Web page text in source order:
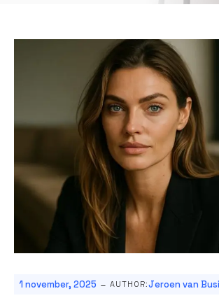
1 november, 2025 - AUTHOR:Jeroen van